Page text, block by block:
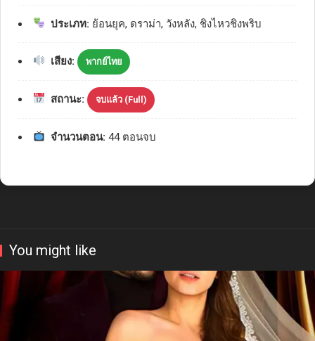
ประเภท: ย้อนยุค, ดราม่า, วังหลัง, ชิงไหวชิงพริบ
เสียง: พากย์ไทย
สถานะ: จบแล้ว (Full)
จำนวนตอน: 44 ตอนจบ
You might like